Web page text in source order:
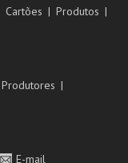
Cartões
Produtos
Produtores
E-mail